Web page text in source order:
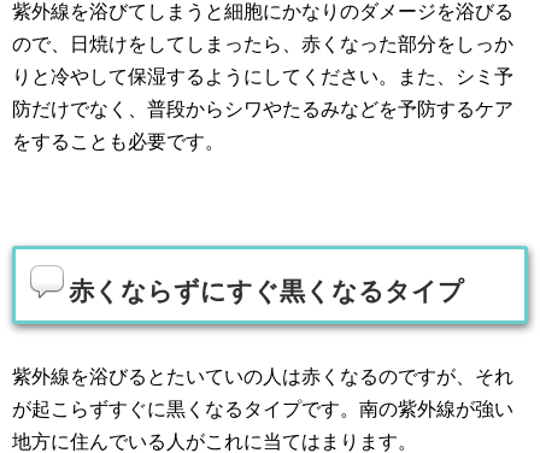
紫外線を浴びてしまうと細胞にかなりのダメージを浴びる
ので、日焼けをしてしまったら、赤くなった部分をしっか
りと冷やして保湿するようにしてください。また、シミ予
防だけでなく、普段からシワやたるみなどを予防するケア
をすることも必要です。
赤くならずにすぐ黒くなるタイプ
紫外線を浴びるとたいていの人は赤くなるのですが、それ
が起こらずすぐに黒くなるタイプです。南の紫外線が強い
地方に住んでいる人がこれに当てはまります。